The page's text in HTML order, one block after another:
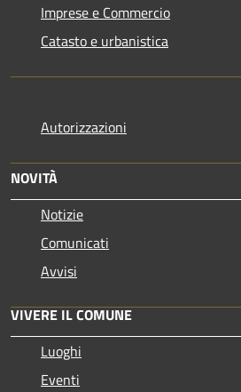
Imprese e Commercio
Catasto e urbanistica
Autorizzazioni
NOVITÀ
Notizie
Comunicati
Avvisi
VIVERE IL COMUNE
Luoghi
Eventi